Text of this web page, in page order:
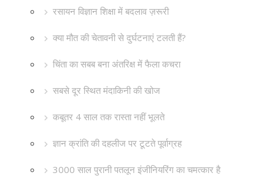
रसायन विज्ञान शिक्षा में बदलाव ज़रूरी
क्या मौत की चेतावनी से दुर्घटनाएं टलती हैं?
चिंता का सबब बना अंतरिक्ष में फैला कचरा
सबसे दूर स्थित मंदाकिनी की खोज
कबूतर 4 साल तक रास्ता नहीं भूलते
ज्ञान क्रांति की दहलीज पर टूटते पूर्वाग्रह
3000 साल पुरानी पतलून इंजीनियरिंग का चमत्कार है